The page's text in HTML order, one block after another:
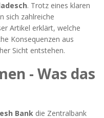
. Trotz eines klaren
sich zahlreiche
Artikel erklärt, welche
Konsequenzen aus
Sicht entstehen.
- Was das
Bank die Zentralbank